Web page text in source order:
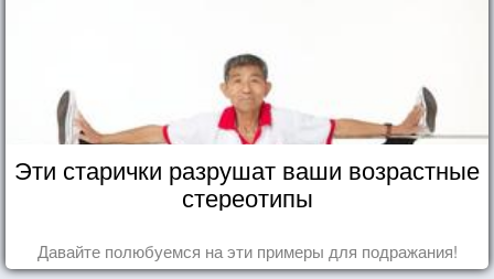
Эти старички разрушат ваши возрастные
стереотипы
Давайте полюбуемся на эти примеры для подражания!